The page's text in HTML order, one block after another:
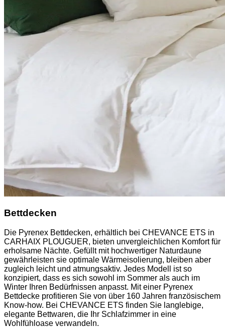
Bettdecken
Die Pyrenex Bettdecken, erhältlich bei CHEVANCE ETS in
CARHAIX PLOUGUER, bieten unvergleichlichen Komfort für
erholsame Nächte. Gefüllt mit hochwertiger Naturdaune
gewährleisten sie optimale Wärmeisolierung, bleiben aber
zugleich leicht und atmungsaktiv. Jedes Modell ist so
konzipiert, dass es sich sowohl im Sommer als auch im
Winter Ihren Bedürfnissen anpasst. Mit einer Pyrenex
Bettdecke profitieren Sie von über 160 Jahren französischem
Know-how. Bei CHEVANCE ETS finden Sie langlebige,
elegante Bettwaren, die Ihr Schlafzimmer in eine
Wohlfühloase verwandeln.